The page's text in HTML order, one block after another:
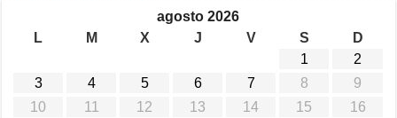
agosto 2026
L
M X J V S
D
1
2
3
4 5 6 7 8
9
10
11 12 13 14 15
16